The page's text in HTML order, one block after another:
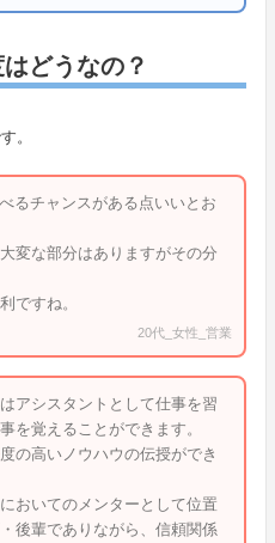
どうなの？
。
るチャンスがある点いいとお
変な部分はありますがその分
ですね。
20代_女性_営業
アシスタントとして仕事を習
を覚えることができます。
の高いノウハウの伝授ができ
おいてのメンターとして位置
後輩でありながら、信頼関係